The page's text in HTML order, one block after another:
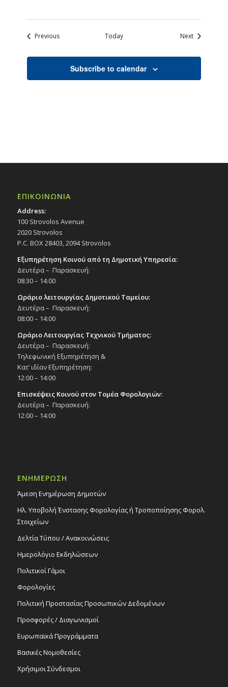
PreviousEvents Today NextEvents
Subscribe to calendar
ΕΠΙΚΟΙΝΩΝΙΑ
Address:
100 Strovolos Avenue
2020 Strovolos
P.C. BOX 28403, 2094 Strovolos
Εξυπηρέτηση Κοινού από τη Δημοτική Υπηρεσία:
Δευτέρα – Παρασκευή:
08:30 – 14:00
Ωράριο λειτουργίας Δημοτικού Ταμείου:
Δευτέρα – Παρασκευή:
08:00 – 14:00
Ωράριο Λειτουργίας Τεχνικού Τμήματος:
Δευτέρα – Παρασκευή:
Τηλεφωνική Εξυπηρέτηση &
Κατ’ ιδίαν Εξυπηρέτηση:
12:00 – 14:00
Επισκέψεις Κοινού στον Τομέα Φορολογιών:
Δευτέρα – Παρασκευή:
12:00 – 14:00
ΕΝΗΜΕΡΩΣΗ
Άμεση Ενημέρωση Δημοτών
Ηλ. Υποβολή Ένστασης Φορολογίας ή Τροποποίησης Φορολ.
Στοιχείων
Δελτία Τύπου / Ανακοινώσεις
Ημερολόγιο Εκδηλώσεων
Πολιτικοί Γάμοι
Φορολογίες
Πολιτική Προστασίας Προσωπικών Δεδομένων
Προσφορές / Διαγωνισμοί
Ευρωπαϊκά Προγράμματα
Βασικές Νομοθεσίες
Χρήσιμοι Σύνδεσμοι